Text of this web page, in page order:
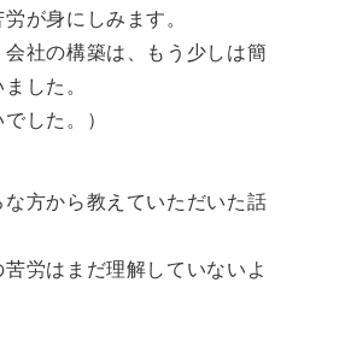
が身にしみます。
社の構築は、もう少しは簡
した。
した。）
方から教えていただいた話
労はまだ理解していないよ